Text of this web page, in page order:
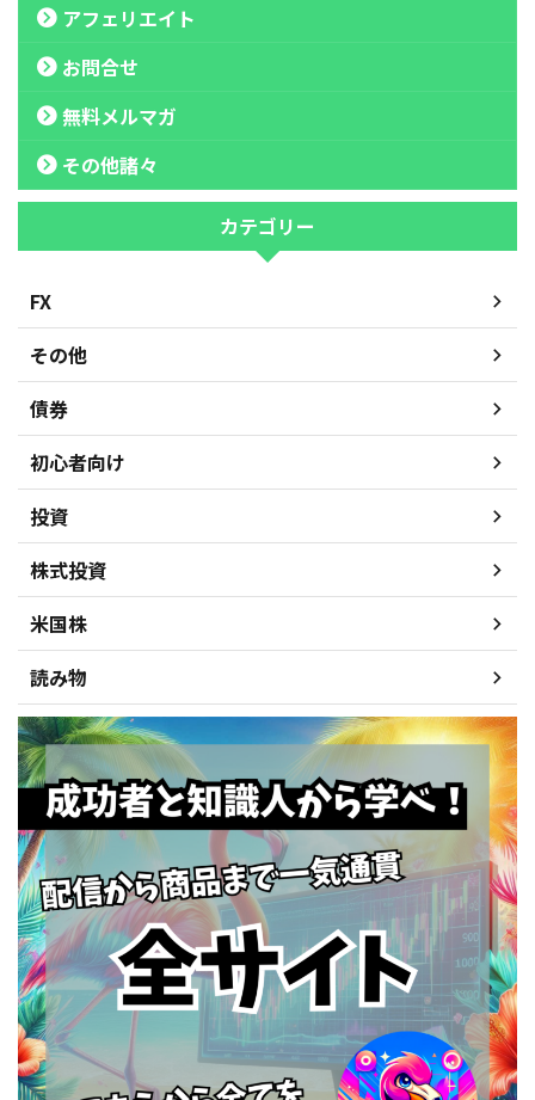
アフェリエイト
お問合せ
無料メルマガ
その他諸々
カテゴリー
FX
その他
債券
初心者向け
投資
株式投資
米国株
読み物